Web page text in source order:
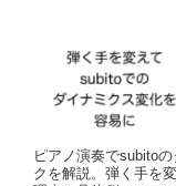
ピアノ演奏でsubito
クを解説。弾く手を